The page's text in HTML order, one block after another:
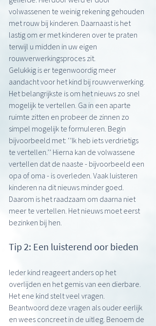
volwassenen te weinig rekening gehouden
met rouw bij kinderen. Daarnaast is het
lastig om er met kinderen over te praten
terwijl u midden in uw eigen
rouwverwerkingsproces zit.
Gelukkig is er tegenwoordig meer
aandacht voor het kind bij rouwverwerking.
Het belangrijkste is om het nieuws zo snel
mogelijk te vertellen. Ga in een aparte
ruimte zitten en probeer de zinnen zo
simpel mogelijk te formuleren. Begin
bijvoorbeeld met: ‘’Ik heb iets verdrietigs
te vertellen.’’ Hierna kan de volwassene
vertellen dat de naaste - bijvoorbeeld een
opa of oma - is overleden. Vaak luisteren
kinderen na dit nieuws minder goed.
Daarom is het raadzaam om daarna niet
meer te vertellen. Het nieuws moet eerst
bezinken bij hen.
Tip 2: Een luisterend oor bieden
Ieder kind reageert anders op het
overlijden en het gemis van een dierbare.
Het ene kind stelt veel vragen.
Beantwoord deze vragen als ouder eerlijk
en wees concreet in de uitleg. Benoem de